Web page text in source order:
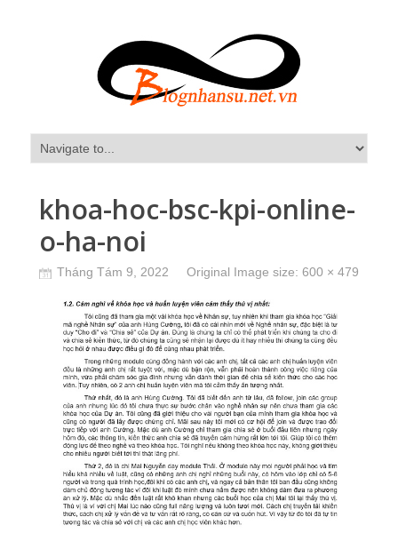
khoa-hoc-bsc-kpi-online-
o-ha-noi
Tháng Tám 9, 2022 Original Image size: 600 × 479